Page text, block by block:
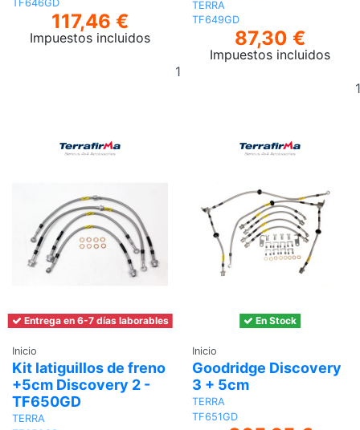
TF646GD
117,46 €
Impuestos incluidos
Añadir
TERRA
TF649GD
87,30 €
Impuestos incluidos
Entrega en 6-7 días laborables
Inicio
Kit latiguillos de freno
+5cm Discovery 2 -
TF650GD
TERRA
En Stock
Inicio
Goodridge Discovery
3 + 5cm
TERRA
TF651GD